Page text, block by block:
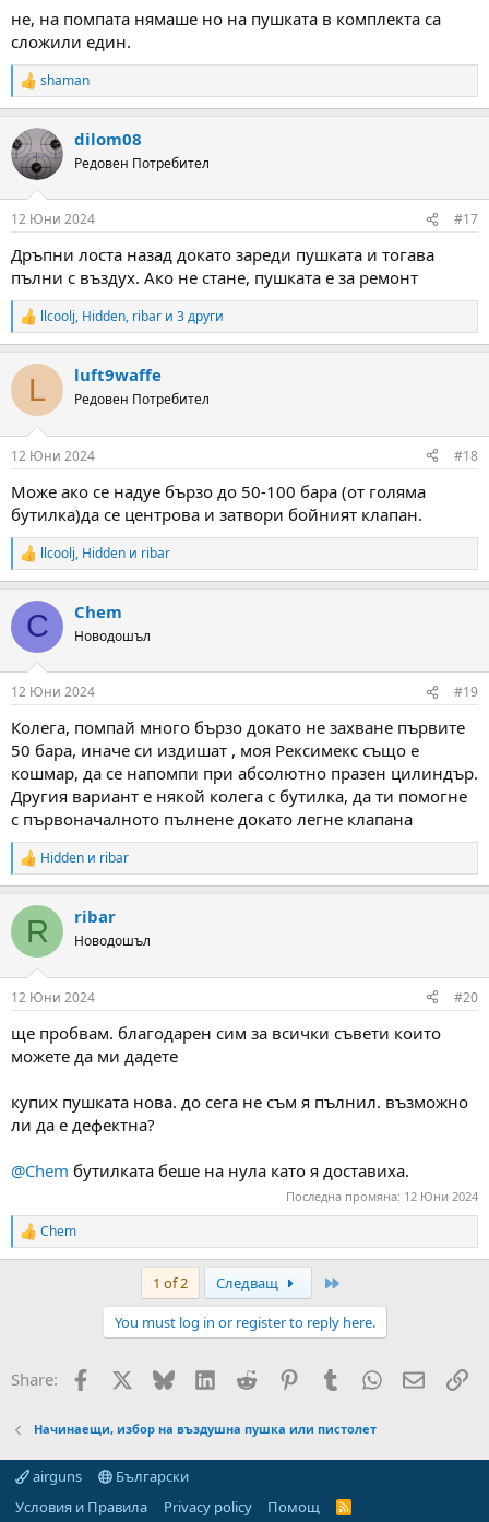
не, на помпата нямаше но на пушката в комплекта са
сложили един.
R
e
c
t
i
s
shaman
dilom08
Редовен Потребител
12 Юни 2024 #17
Дръпни лоста назад докато зареди пушката и тогава
пълни с въздух. Ако не стане, пушката е за ремонт
R
e
c
i
s
llcoolj, Hidden, ribar и 3 други
L luft9waffe
Редовен Потребител
12 Юни 2024 #18
Може ако се надуе бързо до 50-100 бара (от голяма
бутилка)да се центрова и затвори бойният клапан.
R
e
c
i
s
llcoolj, Hidden и ribar
C Chem
Новодошъл
12 Юни 2024 #19
Колега, помпай много бързо докато не захване първите
50 бара, иначе си издишат , моя Рексимекс също е
кошмар, да се напомпи при абсолютно празен цилиндър.
Другия вариант е някой колега с бутилка, да ти помогне
с първоначалното пълнене докато легне клапана
R
e
c
i
s
Hidden и ribar
R ribar
Новодошъл
12 Юни 2024 #20
ще пробвам. благодарен сим за всички съвети които
можете да ми дадете
купих пушката нова. до сега не съм я пълнил. възможно
ли да е дефектна?
@Chem бутилката беше на нула като я доставиха.
Последна промяна: 12 Юни 2024
R
e
s
Chem
1 of 2 Следващ
You must log in or register to reply here.
Share: Facebook Bluesky LinkedInReddit PinterestTumblrWhatsApp
Email
Начинаещи, избор на въздушна пушка или пистолет
airguns
Български
Условия и Правила
Privacy policy Помощ
R